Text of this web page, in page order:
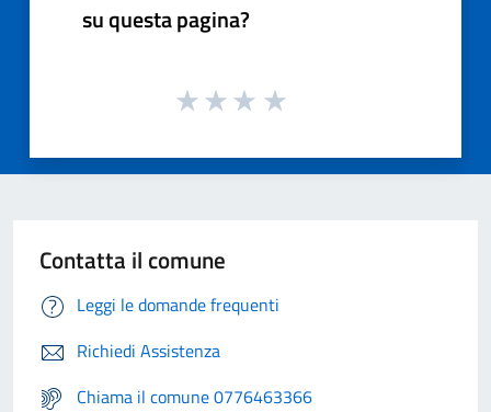
su questa pagina?
Contatta il comune
Leggi le domande frequenti
Richiedi Assistenza
Chiama il comune 0776463366